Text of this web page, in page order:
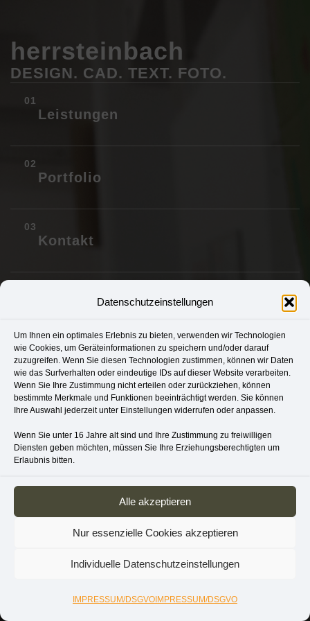
Datenschutzeinstellungen
Um Ihnen ein optimales Erlebnis zu bieten, verwenden wir Technologien
wie Cookies, um Geräteinformationen zu speichern und/oder darauf
zuzugreifen. Wenn Sie diesen Technologien zustimmen, können wir Daten
wie das Surfverhalten oder eindeutige IDs auf dieser Website verarbeiten.
Wenn Sie Ihre Zustimmung nicht erteilen oder zurückziehen, können
bestimmte Merkmale und Funktionen beeinträchtigt werden. Sie können
Ihre Auswahl jederzeit unter Einstellungen widerrufen oder anpassen.
Wenn Sie unter 16 Jahre alt sind und Ihre Zustimmung zu freiwilligen
Diensten geben möchten, müssen Sie Ihre Erziehungsberechtigten um
Erlaubnis bitten.
Alle akzeptieren
Nur essenzielle Cookies akzeptieren
Individuelle Datenschutzeinstellungen
IMPRESSUM/DSGVO IMPRESSUM/DSGVO
herrsteinbach
DESIGN. CAD. TEXT. FOTO.
Leistungen
Portfolio
Kontakt
Impressum/DSGVO